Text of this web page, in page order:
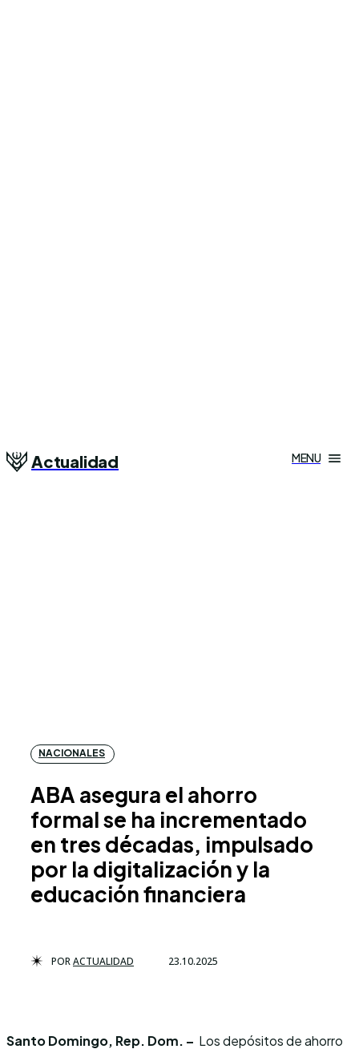
Actualidad MENU
NACIONALES
ABA asegura el ahorro
formal se ha incrementado
en tres décadas, impulsado
por la digitalización y la
educación financiera
PORACTUALIDAD 23.10.2025
Santo Domingo, Rep. Dom. – Los depósitos de ahorro